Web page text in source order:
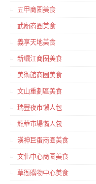
五甲商圈美食
武廟商圈美食
義享天地美食
新崛江商圈美食
美術館商圈美食
文山重劃區美食
瑞豐夜市懶人包
龍華市場懶人包
漢神巨蛋商圈美食
文化中心商圈美食
草衙購物中心美食